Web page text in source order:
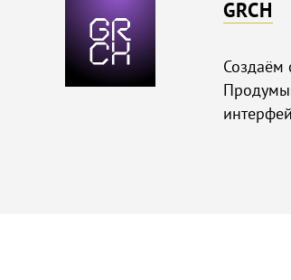
GRCH
Создаём